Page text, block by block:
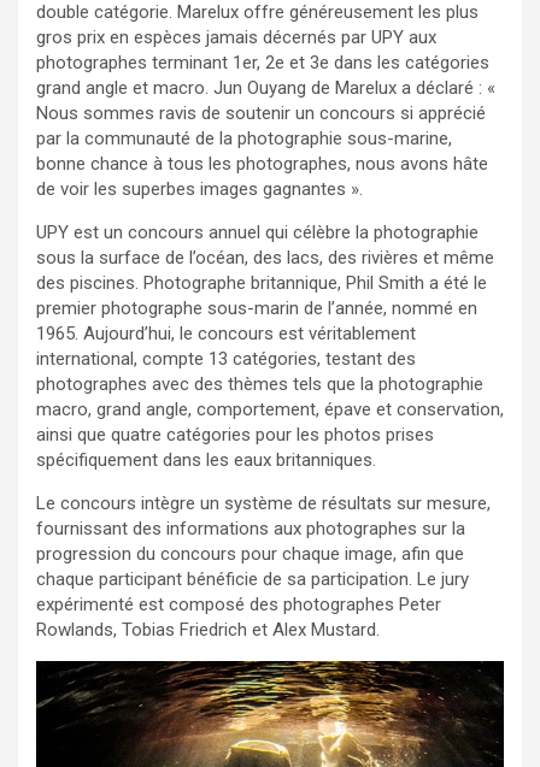
double catégorie. Marelux offre généreusement les plus
gros prix en espèces jamais décernés par UPY aux
photographes terminant 1er, 2e et 3e dans les catégories
grand angle et macro. Jun Ouyang de Marelux a déclaré : «
Nous sommes ravis de soutenir un concours si apprécié
par la communauté de la photographie sous-marine,
bonne chance à tous les photographes, nous avons hâte
de voir les superbes images gagnantes ».
UPY est un concours annuel qui célèbre la photographie
sous la surface de l’océan, des lacs, des rivières et même
des piscines. Photographe britannique, Phil Smith a été le
premier photographe sous-marin de l’année, nommé en
1965. Aujourd’hui, le concours est véritablement
international, compte 13 catégories, testant des
photographes avec des thèmes tels que la photographie
macro, grand angle, comportement, épave et conservation,
ainsi que quatre catégories pour les photos prises
spécifiquement dans les eaux britanniques.
Le concours intègre un système de résultats sur mesure,
fournissant des informations aux photographes sur la
progression du concours pour chaque image, afin que
chaque participant bénéficie de sa participation. Le jury
expérimenté est composé des photographes Peter
Rowlands, Tobias Friedrich et Alex Mustard.